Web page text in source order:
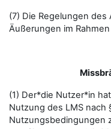
(7) Die Regelungen
Äußerungen im
(1) Der*die Nutzer*in
Nutzung des LMS nach
Nutzungsbedingungen